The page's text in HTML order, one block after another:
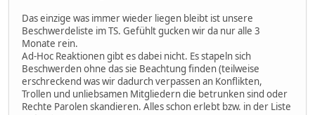
Das einzige was immer wieder liegen bleibt ist unsere
Beschwerdeliste im TS. Gefühlt gucken wir da nur alle 3
Monate rein.
Ad-Hoc Reaktionen gibt es dabei nicht. Es stapeln sich
Beschwerden ohne das sie Beachtung finden (teilweise
erschreckend was wir dadurch verpassen an Konflikten,
Trollen und unliebsamen Mitgliedern die betrunken sind oder
Rechte Parolen skandieren. Alles schon erlebt bzw. in der Liste